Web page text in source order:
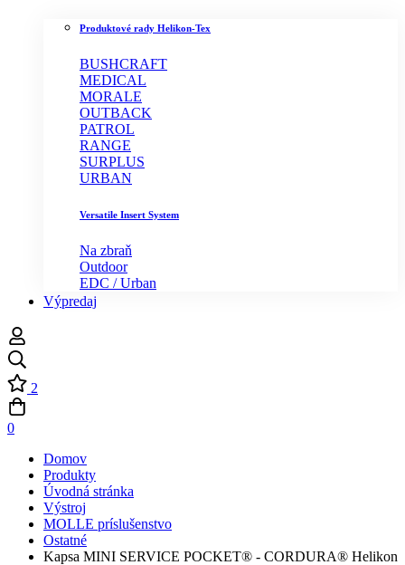
Produktové rady Helikon-Tex
BUSHCRAFT
MEDICAL
MORALE
OUTBACK
PATROL
RANGE
SURPLUS
URBAN
Versatile Insert System
Na zbraň
Outdoor
EDC / Urban
Výpredaj
2
0
Domov
Produkty
Úvodná stránka
Výstroj
MOLLE príslušenstvo
Ostatné
Kapsa MINI SERVICE POCKET® - CORDURA® Helikon